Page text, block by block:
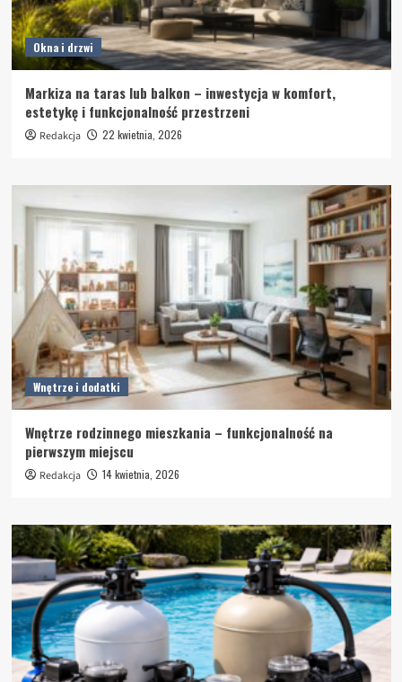
Okna i drzwi
Markiza na taras lub balkon – inwestycja w komfort,
estetykę i funkcjonalność przestrzeni
Redakcja 22 kwietnia, 2026
Wnętrze i dodatki
Wnętrze rodzinnego mieszkania – funkcjonalność na
pierwszym miejscu
Redakcja 14 kwietnia, 2026